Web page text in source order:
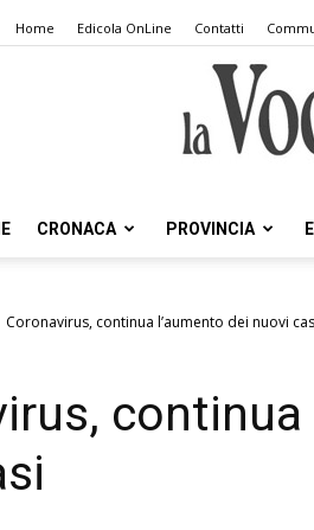
Home Edicola OnLine Contatti
CRONACA PROVINCIA
Coronavirus, continua l’aumento dei nuovi
continua